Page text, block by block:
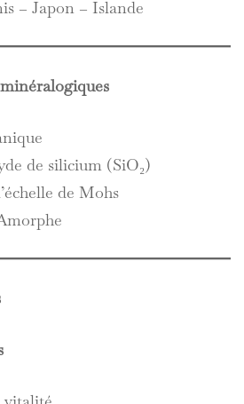
– Japon – Islande
de silicium (SiO₂)
de Mohs